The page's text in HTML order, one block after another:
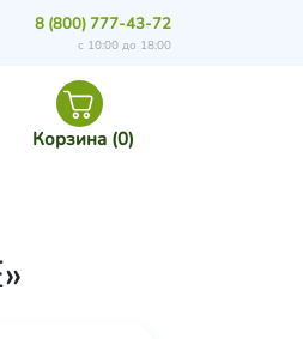
Корзина (0)
8 (800) 777-43-72
с 10:00 до 18:00